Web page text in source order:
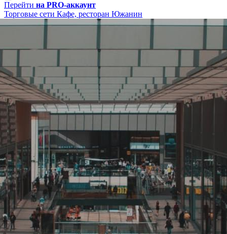
Перейти на PRO-аккаунт
Торговые сети Кафе, ресторан Южанин